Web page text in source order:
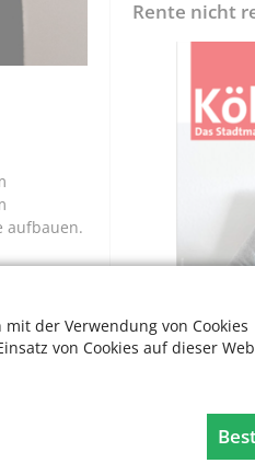
der Verwendung von Cookies
von Cookies auf dieser
aufbauen.
Rente nicht